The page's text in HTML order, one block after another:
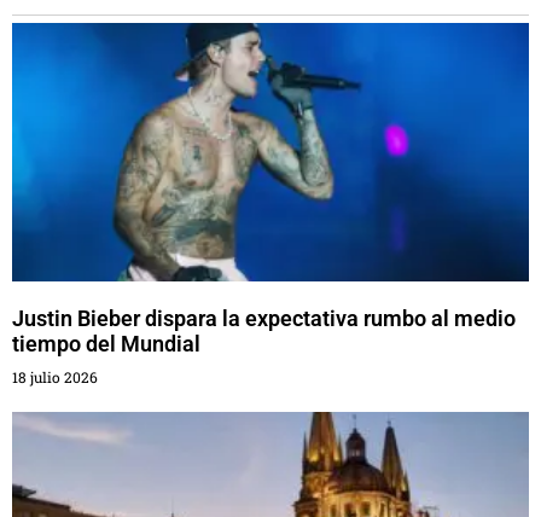
Justin Bieber dispara la expectativa rumbo al medio
tiempo del Mundial
18 julio 2026